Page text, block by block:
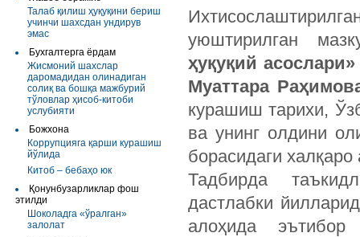
Талаб қилиш ҳуқуқини бериш
учинчи шахсдан ундирув
эмас
Бухгалтерга ёрдам
Жисмоний шахслар
даромадидан олинадиган
солиқ ва бошқа мажбурий
тўловлар ҳисоб-китоби
услубияти
Божхона
Коррупцияга қарши курашиш
йўлида
Китоб – бебаҳо юк
Қонунбузарликлар фош
этилди
Шоколадга «ўралган»
залолат
уюштирилган
ҳуқуқий
Муаттара
курашиш тарихи,
ва унинг олдини
борасидаги
Тадбирда
дастлабки
алоҳида